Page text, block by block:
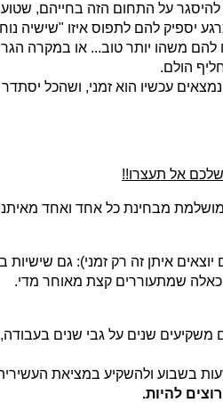
על התחום הזה בחייהם,
יספיק להם לתפוס איזו "שישיה
משהו יותר טוב... או במקרה
הולם.
עכשיו הוא זמני, ושהכל יסתדר
אל תעצרו!!
מבחינת כל אחד ואחד
איתן זה רק זמני): גם שישיות
שמתעוררים קצת מאוחר מדי.
שנים על גבי שנים בעבודה,
בשבוע ולהשקיע במציאת
להיות.